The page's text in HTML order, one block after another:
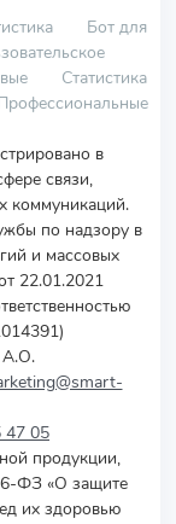
Бот для
Статистика
в
связи,
коммуникаций.
по надзору в
и массовых
22.01.2021
А.О.
47 05
продукции,
ФЗ «О защите
их здоровью